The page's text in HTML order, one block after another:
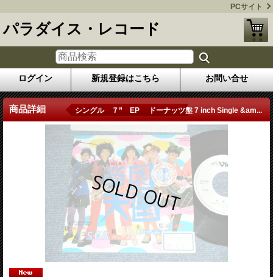
PCサイト
パラダイス・レコード
ログイン 新規登録はこちら お問い合せ
商品詳細 シングル ７” EP ドーナッツ盤 7 inch Single &am...